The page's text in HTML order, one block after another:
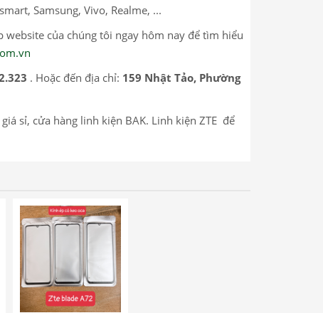
Samsung, Vivo, Realme, ...
của chúng tôi ngay hôm nay để tìm hiểu
. Hoặc đến địa chỉ: 159 Nhật Tảo, Phường
sỉ, cửa hàng linh kiện BAK. Linh kiện ZTE để